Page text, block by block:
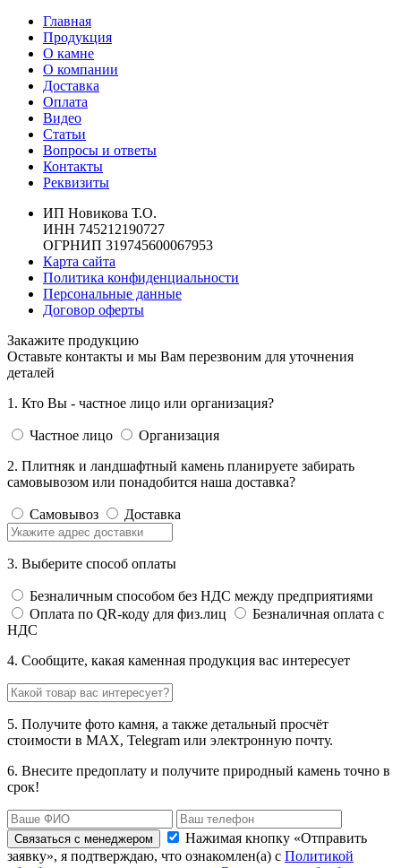
Главная
Продукция
О камне
О компании
Доставка
Оплата
Видео
Статьи
Вопросы и ответы
Контакты
Реквизиты
ИП Новикова Т.О.
ИНН 745212190727
ОГРНИП 319745600067953
Карта сайта
Политика конфиденциальности
Персональные данные
Договор оферты
Закажите продукцию
Оставьте контакты и мы Вам перезвоним для уточнения
деталей
1. Кто Вы - частное лицо или организация?
Частное лицо
Организация
2. Плитняк и ландшафтный камень планируете забирать
самовывозом или понадобится наша доставка?
Самовывоз Доставка
3. Выберите способ оплаты
Безналичным способом без НДС между предприятиями
Оплата по QR-коду для физ.лиц
Безналичная оплата с
НДС
4. Сообщите, какая каменная продукция вас интересует
5. Получите фото камня, а также детальный просчёт
стоимости в MAX, Telegram или электронную почту.
6. Внесите предоплату и получите природный камень точно в
срок!
Связаться с менеджером
Нажимая кнопку «Отправить
заявку», я подтверждаю, что ознакомлен(а) с Политикой